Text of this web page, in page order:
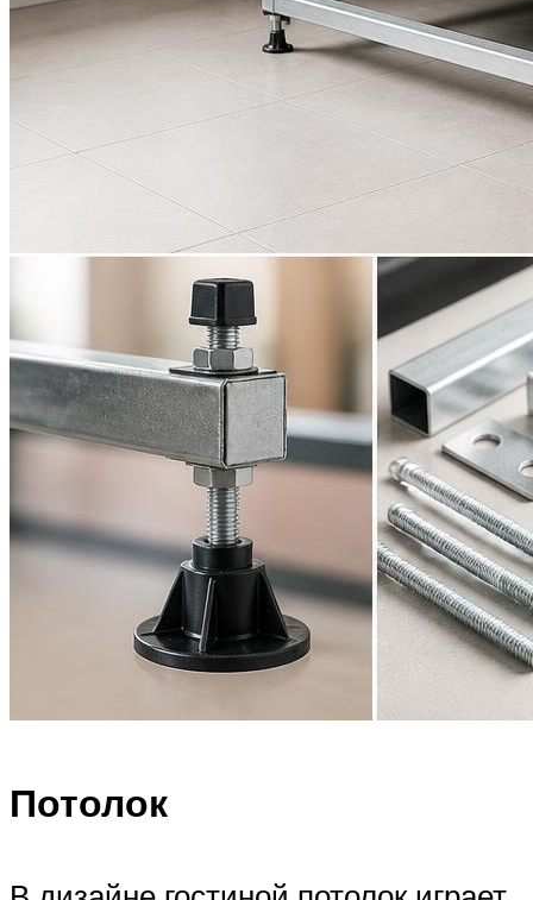
Потолок